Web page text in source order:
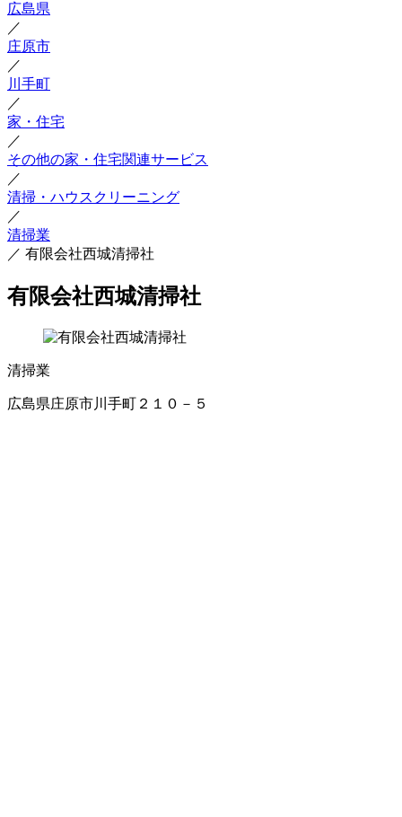
広島県
／
庄原市
／
川手町
／
家・住宅
／
その他の家・住宅関連サービス
／
清掃・ハウスクリーニング
／
清掃業
／ 有限会社西城清掃社
有限会社西城清掃社
清掃業
広島県庄原市川手町２１０－５